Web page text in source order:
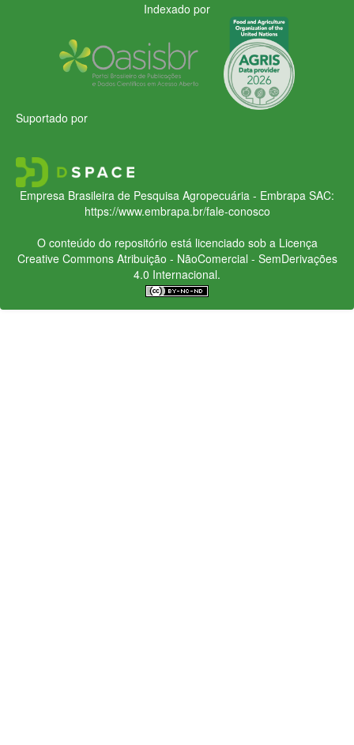
Indexado por
Suportado por
Empresa Brasileira de Pesquisa Agropecuária - Embrapa SAC:
https://www.embrapa.br/fale-conosco
O conteúdo do repositório está licenciado sob a Licença
Creative CommonsAtribuição - NãoComercial - SemDerivações
4.0 Internacional.